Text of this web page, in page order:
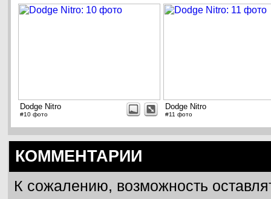
Dodge Nitro
#10 фото
Dodge Nitro
#11 фото
КОММЕНТАРИИ
К сожалению, возможность